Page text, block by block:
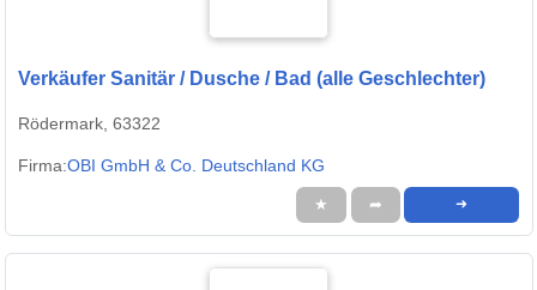
Verkäufer Sanitär / Dusche / Bad (alle Geschlechter)
Rödermark, 63322
Firma:OBI GmbH & Co. Deutschland KG
★ ➦ ➜